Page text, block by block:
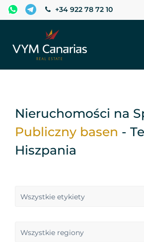
+34 922 78 72 10
Nieruchomości na
Publiczny basen -
Hiszpania
Wszystkie etykiety
Wszystkie regiony